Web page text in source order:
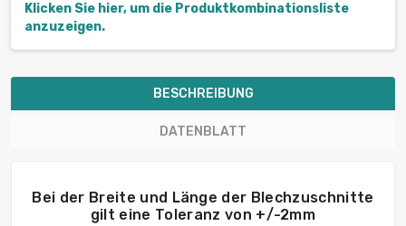
Klicken Sie hier, um die Produktkombinationsliste
anzuzeigen.
BESCHREIBUNG
DATENBLATT
Bei der Breite und Länge der Blechzuschnitte
gilt eine Toleranz von +/-2mm